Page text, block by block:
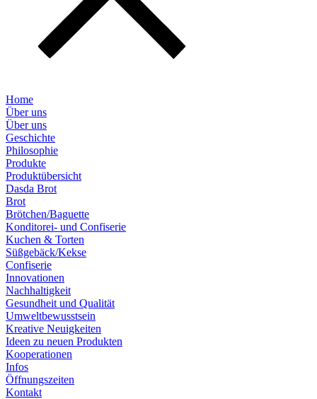
Home
Über uns
Über uns
Geschichte
Philosophie
Produkte
Produktübersicht
Dasda Brot
Brot
Brötchen/Baguette
Konditorei- und Confiserie
Kuchen & Torten
Süßgebäck/Kekse
Confiserie
Innovationen
Nachhaltigkeit
Gesundheit und Qualität
Umweltbewusstsein
Kreative Neuigkeiten
Ideen zu neuen Produkten
Kooperationen
Infos
Öffnungszeiten
Kontakt